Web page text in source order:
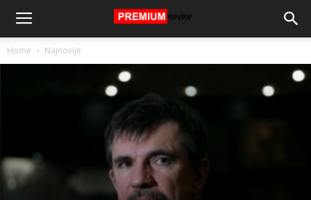
Home Najnovije